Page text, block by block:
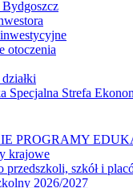
otoczenia
Specjalna Strefa
PROGRAMY
krajowe
przedszkoli, szkół i
2026/2027